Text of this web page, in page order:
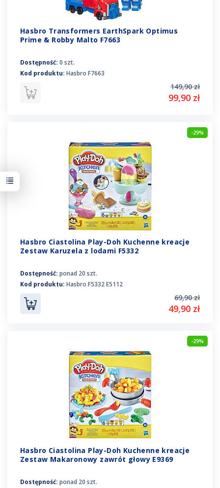
Hasbro Transformers EarthSpark Optimus
Prime & Robby Malto F7663
Dostępność: 0 szt.
Kod produktu: Hasbro F7663
149,90 zł
99,90 zł
-29%
Hasbro Ciastolina Play-Doh Kuchenne kreacje
Zestaw Karuzela z lodami F5332
Dostępność: ponad 20 szt.
Kod produktu: Hasbro F5332 E5112
69,90 zł
49,90 zł
-29%
Hasbro Ciastolina Play-Doh Kuchenne kreacje
Zestaw Makaronowy zawrót głowy E9369
Dostępność: ponad 20 szt.